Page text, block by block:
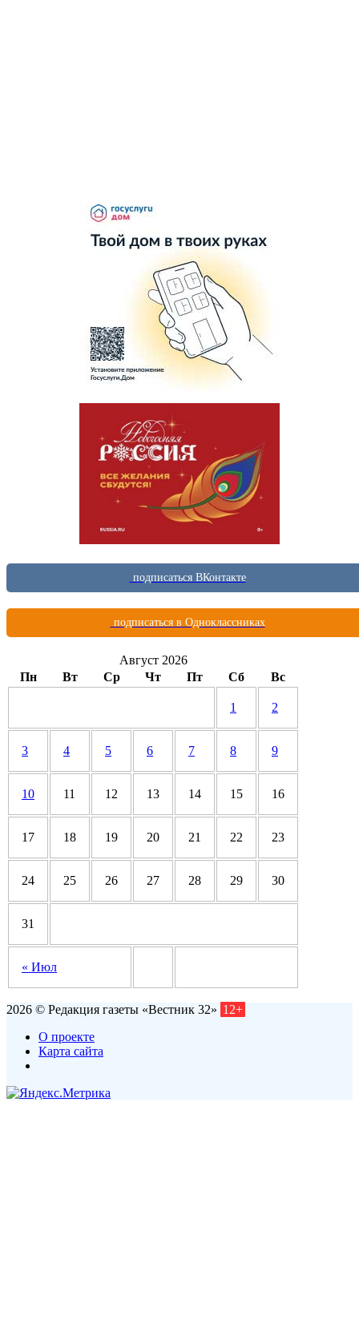
подписаться ВКонтакте
подписаться в Одноклассниках
Август 2026
Пн
Вт Ср Чт Пт Сб Вс
« Июл
1 2
3 4 5 6 7 8 9
10 11 12 13 14 15 16
17 18 19 20 21 22 23
24 25 26 27 28 29 30
31
2026 © Редакция газеты «Вестник 32» 12+
О проекте
Карта сайта